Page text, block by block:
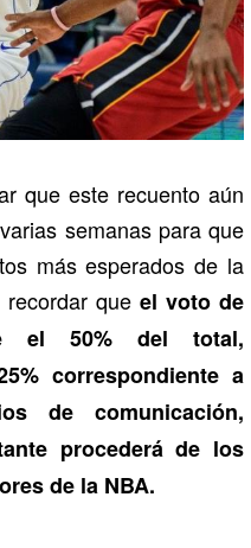
que este recuento aún
semanas para que
más esperados de la
que el voto de
el 50% del total,
correspondiente a
de comunicación,
procederá de los
de la NBA.